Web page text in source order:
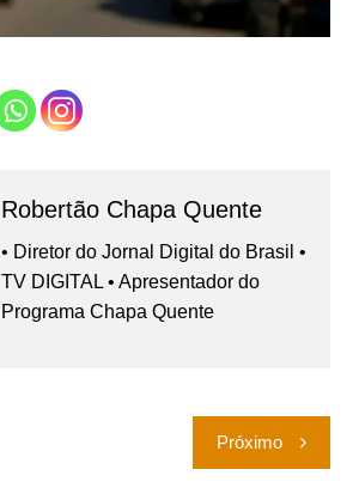
Robertão Chapa Quente
• Diretor do Jornal Digital do Brasil •
TV DIGITAL • Apresentador do
Programa Chapa Quente
Próximo